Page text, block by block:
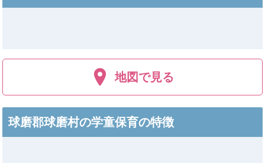
地図で見る
球磨郡球磨村の学童保育の特徴